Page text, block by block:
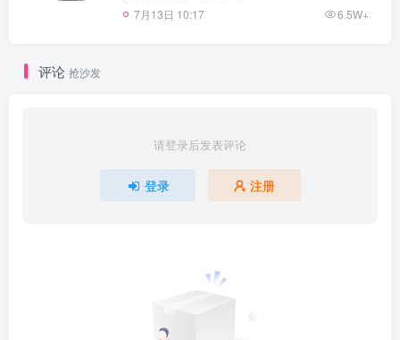
7月13日 10:17 6.5W+
评论 抢沙发
请登录后发表评论
登录 注册